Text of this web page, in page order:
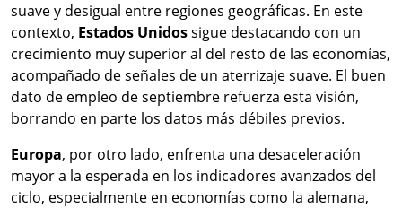
suave y desigual entre regiones geográficas. En este
contexto, Estados Unidossigue destacando con un
crecimiento muy superior al del resto de las economías,
acompañado de señales de un aterrizaje suave. El buen
dato de empleo de septiembre refuerza esta visión,
borrando en parte los datos más débiles previos.
Europa, por otro lado, enfrenta una desaceleración
mayor a la esperada en los indicadores avanzados del
ciclo, especialmente en economías como la alemana,